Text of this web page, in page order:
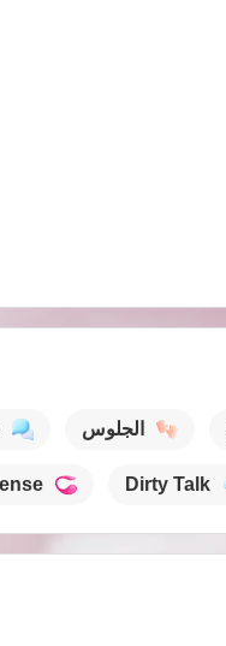
الجلوس
Dirty Talk